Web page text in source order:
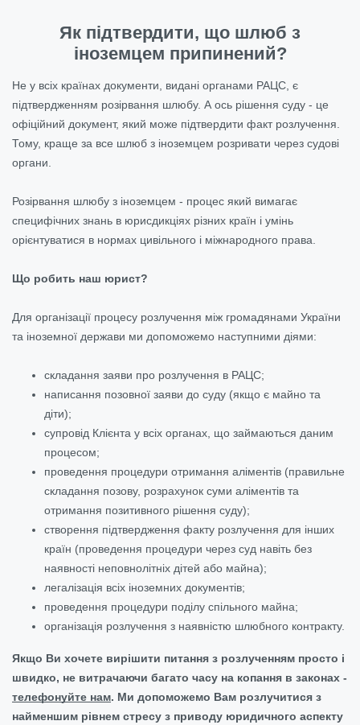
Як підтвердити, що шлюб з
іноземцем припинений?
Не у всіх країнах документи, видані органами РАЦС, є
підтвердженням розірвання шлюбу. А ось рішення суду - це
офіційний документ, який може підтвердити факт розлучення.
Тому, краще за все шлюб з іноземцем розривати через судові
органи.
Розірвання шлюбу з іноземцем - процес який вимагає
специфічних знань в юрисдикціях різних країн і умінь
орієнтуватися в нормах цивільного і міжнародного права.
Що робить наш юрист?
Для організації процесу розлучення між громадянами України
та іноземної держави ми допоможемо наступними діями:
складання заяви про розлучення в РАЦС;
написання позовної заяви до суду (якщо є майно та
діти);
супровід Клієнта у всіх органах, що займаються даним
процесом;
проведення процедури отримання аліментів (правильне
складання позову, розрахунок суми аліментів та
отримання позитивного рішення суду);
створення підтвердження факту розлучення для інших
країн (проведення процедури через суд навіть без
наявності неповнолітніх дітей або майна);
легалізація всіх іноземних документів;
проведення процедури поділу спільного майна;
організація розлучення з наявністю шлюбного контракту.
Якщо Ви хочете вирішити питання з розлученням просто і
швидко, не витрачаючи багато часу на копання в законах -
телефонуйте нам. Ми допоможемо Вам розлучитися з
найменшим рівнем стресу з приводу юридичного аспекту